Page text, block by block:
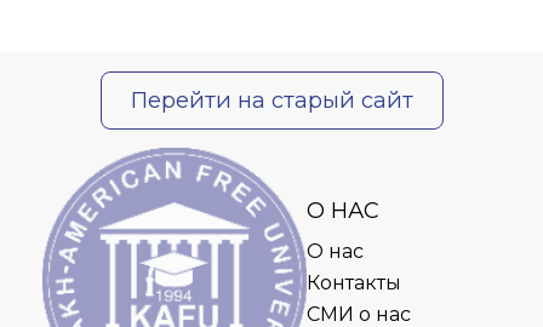
Перейти на старый сайт
О НАС
О нас
Контакты
СМИ о нас